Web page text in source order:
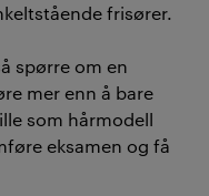
frisører.
spørre om en
mer enn å bare
som hårmodell
eksamen og få